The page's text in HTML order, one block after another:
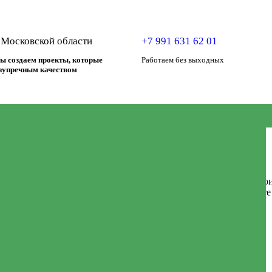
области
создаем проекты, которые
качеством
+7 991 631 62 01
Работаем без выходных
домов в Фрязино
от столицы, привлекает все больше желающих
это место популярным для жизни. Если вы
станет для вас оптимальным вариантом .